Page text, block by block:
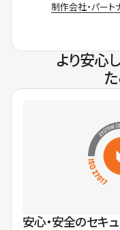
制作会社・パート
より安心
安心・安全のセキ